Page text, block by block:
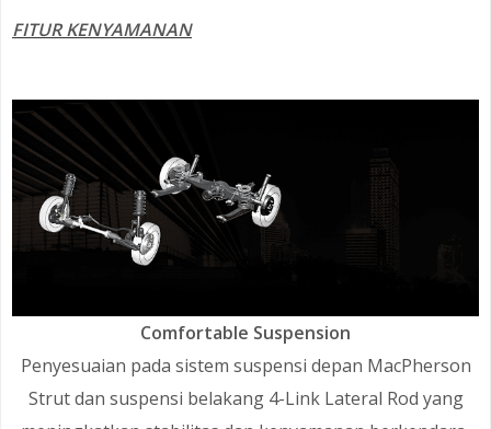
FITUR KENYAMANAN
Comfortable Suspension
Penyesuaian pada sistem suspensi depan MacPherson
Strut dan suspensi belakang 4-Link Lateral Rod yang